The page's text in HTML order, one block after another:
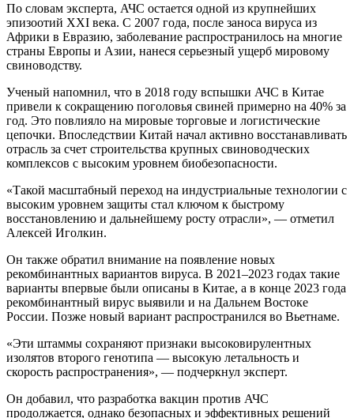
По словам эксперта, АЧС остается одной из крупнейших
эпизоотий XXI века. С 2007 года, после заноса вируса из
Африки в Евразию, заболевание распространилось на многие
страны Европы и Азии, нанеся серьезный ущерб мировому
свиноводству.
Ученый напомнил, что в 2018 году вспышки АЧС в Китае
привели к сокращению поголовья свиней примерно на 40% за
год. Это повлияло на мировые торговые и логистические
цепочки. Впоследствии Китай начал активно восстанавливать
отрасль за счет строительства крупных свиноводческих
комплексов с высоким уровнем биобезопасности.
«Такой масштабный переход на индустриальные технологии с
высоким уровнем защиты стал ключом к быстрому
восстановлению и дальнейшему росту отрасли», — отметил
Алексей Иголкин.
Он также обратил внимание на появление новых
рекомбинантных вариантов вируса. В 2021–2023 годах такие
варианты впервые были описаны в Китае, а в конце 2023 года
рекомбинантный вирус выявили и на Дальнем Востоке
России. Позже новый вариант распространился во Вьетнаме.
«Эти штаммы сохраняют признаки высоковирулентных
изолятов второго генотипа — высокую летальность и
скорость распространения», — подчеркнул эксперт.
Он добавил, что разработка вакцин против АЧС
продолжается, однако безопасных и эффективных решений